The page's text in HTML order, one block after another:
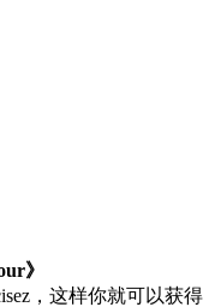
》
，这样你就可以获得